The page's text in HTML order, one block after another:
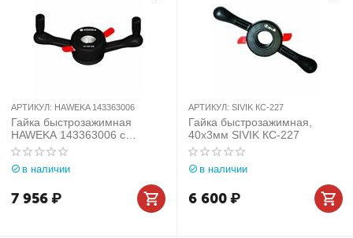
АРТИКУЛ: HAWEKA 143363006
Гайка быстрозажимная
HAWEKA 143363006 с
рукоятками
в наличии
7 956₽
АРТИКУЛ: SIVIK КС-227
Гайка быстрозажимная,
40х3мм SIVIK КС-227
в наличии
6 600₽